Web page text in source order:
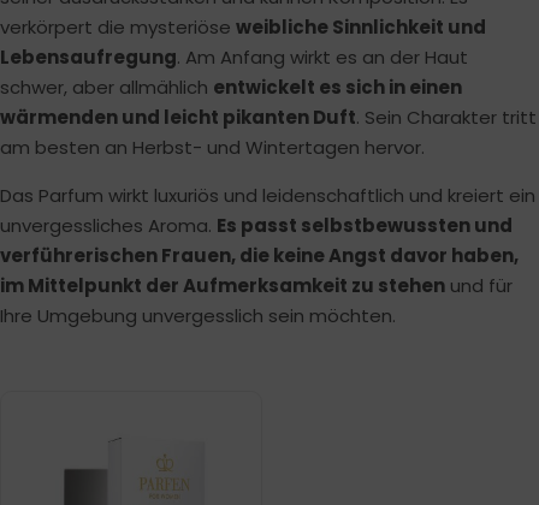
verkörpert die mysteriöse weibliche Sinnlichkeit und
Lebensaufregung. Am Anfang wirkt es an der Haut
schwer, aber allmählich entwickelt es sich in einen
wärmenden und leicht pikanten Duft. Sein Charakter tritt
am besten an Herbst- und Wintertagen hervor.
Das Parfum wirkt luxuriös und leidenschaftlich und kreiert ein
unvergessliches Aroma. Es passt selbstbewussten und
verführerischen Frauen, die keine Angst davor haben,
im Mittelpunkt der Aufmerksamkeit zu stehen und für
Ihre Umgebung unvergesslich sein möchten.